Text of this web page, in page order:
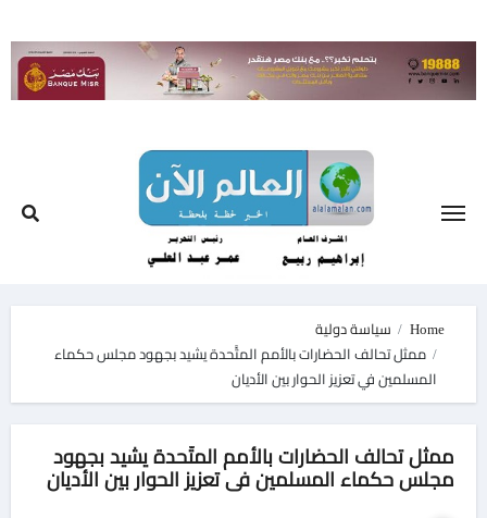
to
content
Home
سياسة دولية
ممثل تحالف الحضارات بالأمم المتَّحدة يشيد بجهود مجلس حكماء
المسلمين في تعزيز الحوار بين الأديان
ممثل تحالف الحضارات بالأمم المتَّحدة يشيد بجهود
مجلس حكماء المسلمين في تعزيز الحوار بين الأديان